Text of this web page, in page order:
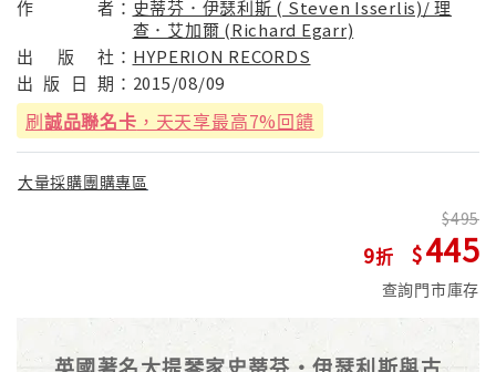
作 者： 史蒂芬．伊瑟利斯 ( Steven Isserlis)/ 理
查．艾加爾 (Richard Egarr)
出
版 社： HYPERION RECORDS
出 版 日 期： 2015/08/09
刷誠品聯名卡 ，天天享最高7%回饋
大量採購團購專區
9
495
445
查詢門市庫存